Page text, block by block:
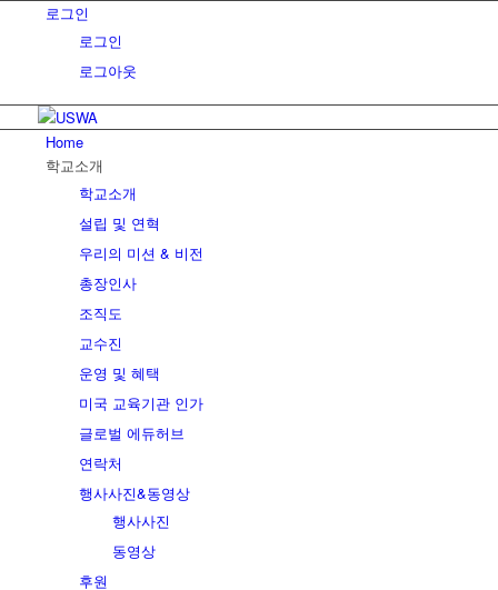
로그인
로그인
로그아웃
Home
학교소개
학교소개
설립 및 연혁
우리의 미션 & 비전
총장인사
조직도
교수진
운영 및 ​혜택
미국 교육기관 인가
글로벌 에듀허브
연락처
행사사진&동영상
행사사진
동영상
후원